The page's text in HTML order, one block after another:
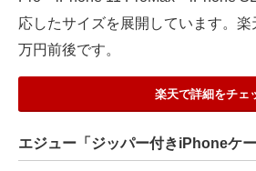
応したサイズを展開しています。
万円前後です。
楽天で詳細をチェ
エジュー「ジッパー付きiPhoneケー